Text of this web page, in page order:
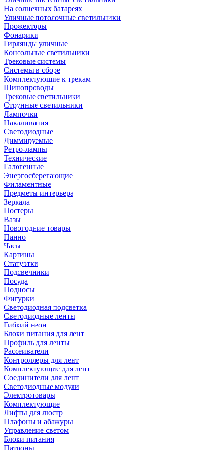
На солнечных батареях
Уличные потолочные светильники
Прожекторы
Фонарики
Гирлянды уличные
Консольные светильники
Трековые системы
Системы в сборе
Комплектующие к трекам
Шинопроводы
Трековые светильники
Струнные светильники
Лампочки
Накаливания
Светодиодные
Диммируемые
Ретро-лампы
Технические
Галогенные
Энергосберегающие
Филаментные
Предметы интерьера
Зеркала
Постеры
Вазы
Новогодние товары
Панно
Часы
Картины
Статуэтки
Подсвечники
Посуда
Подносы
Фигурки
Светодиодная подсветка
Светодиодные ленты
Гибкий неон
Блоки питания для лент
Профиль для ленты
Рассеиватели
Контроллеры для лент
Комплектующие для лент
Соединители для лент
Светодиодные модули
Электротовары
Комплектующие
Лифты для люстр
Плафоны и абажуры
Управление светом
Блоки питания
Патроны